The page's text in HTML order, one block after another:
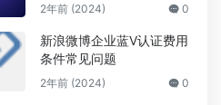
2年前 (2024) 0
新浪微博企业蓝V认证费用
条件常见问题
2年前 (2024) 0